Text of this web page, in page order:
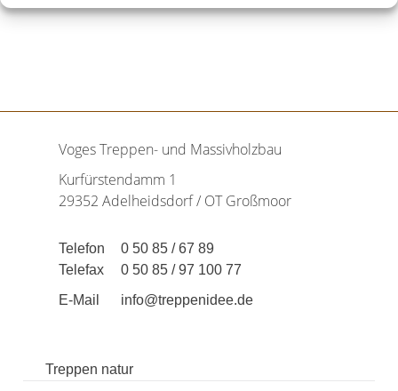
Voges Treppen- und Massivholzbau
Kurfürstendamm 1
29352 Adelheidsdorf / OT Großmoor
Telefon
0 50 85 / 67 89
Telefax
0 50 85 / 97 100 77
E-Mail
info@treppenidee.de
Treppen natur